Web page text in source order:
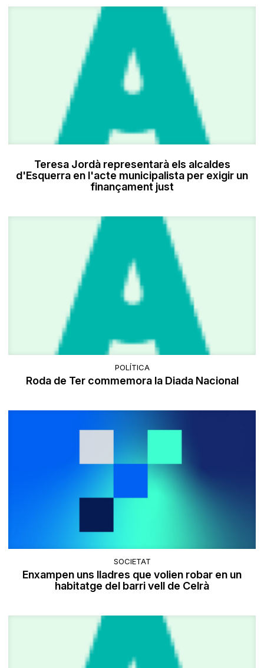
Teresa Jordà representarà els alcaldes
d'Esquerra en l'acte municipalista per exigir un
finançament just
POLÍTICA
Roda de Ter commemora la Diada Nacional
SOCIETAT
Enxampen uns lladres que volien robar en un
habitatge del barri vell de Celrà